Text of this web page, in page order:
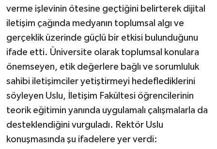
verme işlevinin ötesine geçtiğini belirterek dijital
iletişim çağında medyanın toplumsal algı ve
gerçeklik üzerinde güçlü bir etkisi bulunduğunu
ifade etti. Üniversite olarak toplumsal konulara
önemseyen, etik değerlere bağlı ve sorumluluk
sahibi iletişimciler yetiştirmeyi hedeflediklerini
söyleyen Uslu, İletişim Fakültesi öğrencilerinin
teorik eğitimin yanında uygulamalı çalışmalarla da
desteklendiğini vurguladı. Rektör Uslu
konuşmasında şu ifadelere yer verdi: